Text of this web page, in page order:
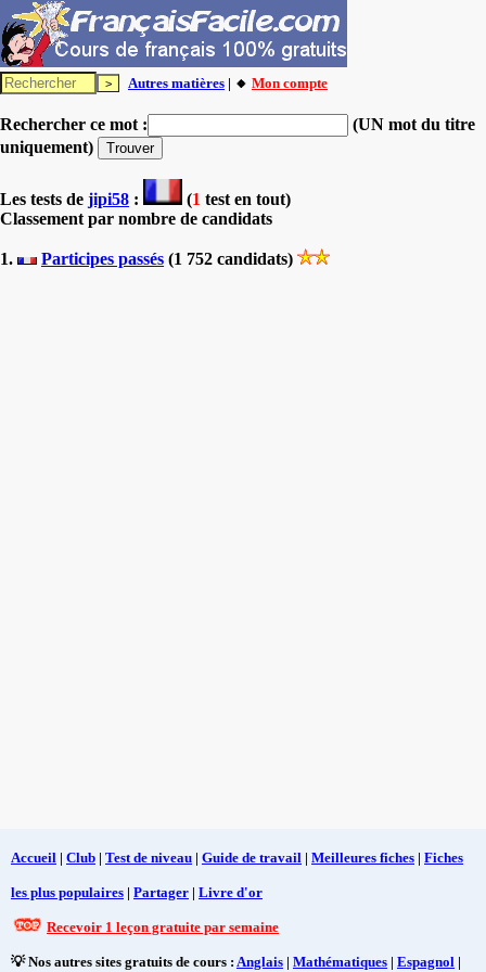
Autres matières | 🔸 Mon compte
Rechercher ce mot :
(UN mot du titre
uniquement)
Les tests de jipi58 : (1 test en tout)
Classement par nombre de candidats
1. Participes passés (1 752 candidats)
Accueil | Club | Test de niveau | Guide de travail | Meilleures fiches | Fiches
les plus populaires | Partager | Livre d'or
Recevoir 1 leçon gratuite par semaine
💡 Nos autres sites gratuits de cours : Anglais | Mathématiques | Espagnol |